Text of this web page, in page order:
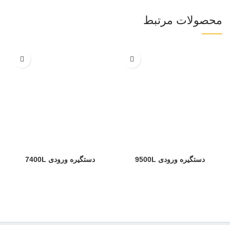
محصولات مرتبط
دستگیره ورودی 9500L دستگیره ورودی 7400L